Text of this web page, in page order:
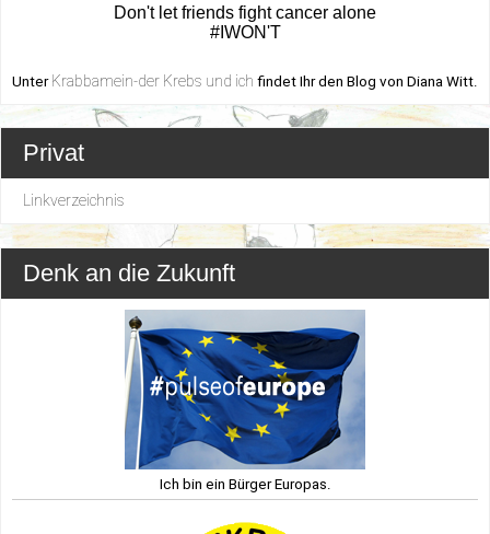
Don't let friends fight cancer alone
#IWON'T
Unter Krabbamein-der Krebs und ich findet Ihr den Blog von Diana Witt.
Privat
Linkverzeichnis
Denk an die Zukunft
Ich bin ein Bürger Europas.